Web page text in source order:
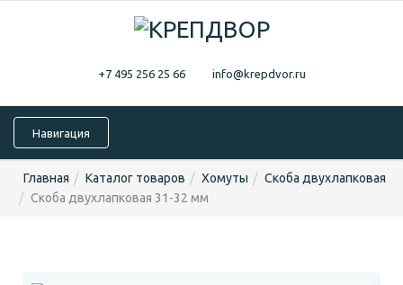
+7 495 256 25 66 info@krepdvor.ru
Навигация
Главная Каталог товаров Хомуты
Скоба двухлапковая
Скоба двухлапковая 31-32 мм